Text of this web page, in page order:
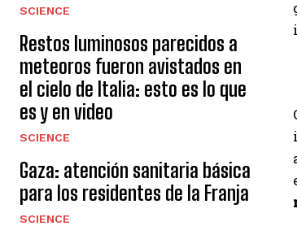
SCIENCE
Restos luminosos parecidos a
meteoros fueron avistados en
el cielo de Italia: esto es lo que
es y en video
SCIENCE
Gaza: atención sanitaria básica
para los residentes de la Franja
SCIENCE